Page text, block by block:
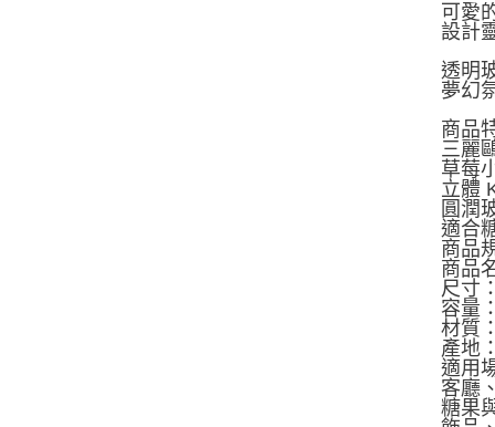
可愛
設計
透明
夢幻
商品
三麗
草莓
立體
圓潤
適合
商品
商品
尺寸
容量
材質
產地
適用
客廳
糖果